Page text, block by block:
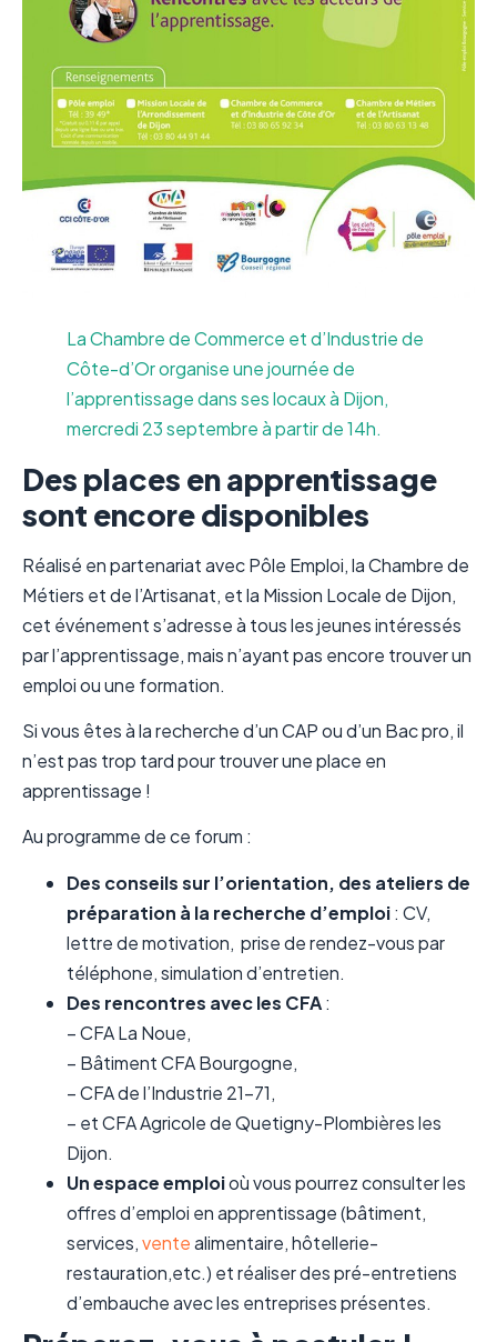
La Chambre de Commerce et d’Industrie de
Côte-d’Or organise une journée de
l’apprentissage dans ses locaux à Dijon,
mercredi 23 septembre à partir de 14h.
Des places en apprentissage
sont encore disponibles
Réalisé en partenariat avec Pôle Emploi, la Chambre de
Métiers et de l’Artisanat, et la Mission Locale de Dijon,
cet événement s’adresse à tous les jeunes intéressés
par l’apprentissage, mais n’ayant pas encore trouver un
emploi ou une formation.
Si vous êtes à la recherche d’un CAP ou d’un Bac pro, il
n’est pas trop tard pour trouver une place en
apprentissage !
Au programme de ce forum :
Des conseils sur l’orientation, des ateliers de
préparation à la recherche d’emploi: CV,
lettre de motivation, prise de rendez-vous par
téléphone, simulation d’entretien.
Des rencontres avec les CFA:
– CFA La Noue,
– Bâtiment CFA Bourgogne,
– CFA de l’Industrie 21-71,
– et CFA Agricole de Quetigny-Plombières les
Dijon.
Un espace emploioù vous pourrez consulter les
offres d’emploi en apprentissage (bâtiment,
services,ventealimentaire, hôtellerie-
restauration,etc.) et réaliser des pré-entretiens
d’embauche avec les entreprises présentes.